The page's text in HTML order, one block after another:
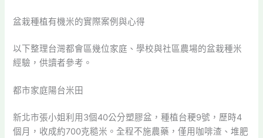
盆栽種植有機米的實際案例與心得
以下整理台灣都會區幾位家庭、學校與社區農場的盆栽種米
經驗，供讀者參考。
都市家庭陽台米田
新北市張小姐利用3個40公分塑膠盆，種植台稉9號，歷時4
個月，收成約700克糙米。全程不施農藥，僅用咖啡渣、堆肥